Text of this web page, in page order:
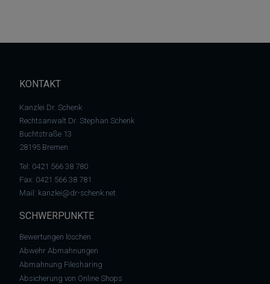
KONTAKT
Kanzlei Dr. Schenk
Rechtsanwalt Dr. Stephan Schenk
Buchtstraße 13
28195 Bremen
Tel: 0421 566 38 780
Fax: 0421 566 38 781
Mail: kanzlei@dr-schenk.net
SCHWERPUNKTE
Bewertungen löschen
Abwehr Abmahnungen
Abmahnung Filesharing
Absicherung von Online Shops